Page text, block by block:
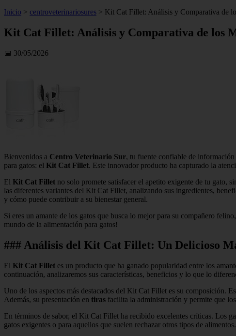
Inicio > centroveterinariosures > Kit Cat Fillet: Análisis y Comparativa de
Kit Cat Fillet: Análisis y Comparativa de los
📅 30/05/2026
Bienvenidos a Centro Veterinario Sur, tu fuente confiable de información
para gatos: el Kit Cat Fillet. Este innovador producto ha capturado la
El Kit Cat Fillet no solo promete satisfacer el apetito exigente de tu gato,
las diferentes variantes del Kit Cat Fillet, analizando sus ingredientes,
y cómo puede contribuir a su bienestar general.
Si eres un amante de los gatos que busca lo mejor para su compañero
mundo de la alimentación para gatos!
### Análisis del Kit Cat Fillet: Un Delicioso
El Kit Cat Fillet es un producto que ha ganado popularidad entre los
continuación, analizaremos sus características, beneficios y lo que lo
Uno de los aspectos más destacados del Kit Cat Fillet es su composición.
Además, su presentación en tiras facilita la administración y permite que
En términos de sabor, el Kit Cat Fillet ha recibido excelentes críticas. Los
gatos exigentes o para aquellos que suelen rechazar otros tipos de alimentos.